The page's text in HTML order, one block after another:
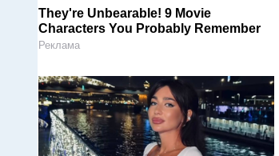
They're Unbearable! 9 Movie
Characters You Probably Remember
Реклама